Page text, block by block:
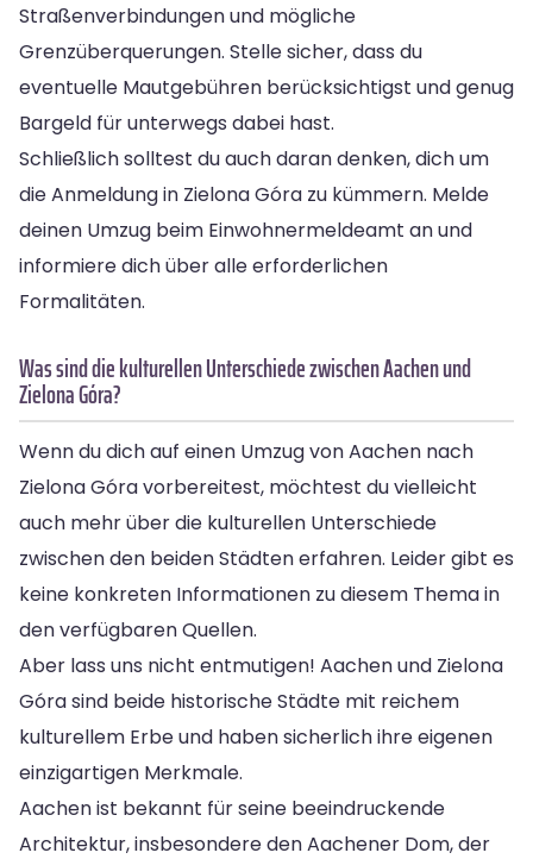
Straßenverbindungen und mögliche
Grenzüberquerungen. Stelle sicher, dass du
eventuelle Mautgebühren berücksichtigst und genug
Bargeld für unterwegs dabei hast.
Schließlich solltest du auch daran denken, dich um
die Anmeldung in Zielona Góra zu kümmern. Melde
deinen Umzug beim Einwohnermeldeamt an und
informiere dich über alle erforderlichen
Formalitäten.
Was sind die kulturellen Unterschiede zwischen Aachen und
Zielona Góra?
Wenn du dich auf einen Umzug von Aachen nach
Zielona Góra vorbereitest, möchtest du vielleicht
auch mehr über die kulturellen Unterschiede
zwischen den beiden Städten erfahren. Leider gibt es
keine konkreten Informationen zu diesem Thema in
den verfügbaren Quellen.
Aber lass uns nicht entmutigen! Aachen und Zielona
Góra sind beide historische Städte mit reichem
kulturellem Erbe und haben sicherlich ihre eigenen
einzigartigen Merkmale.
Aachen ist bekannt für seine beeindruckende
Architektur, insbesondere den Aachener Dom, der